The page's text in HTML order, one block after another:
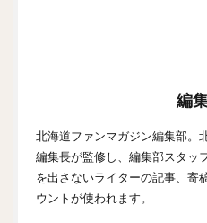
編
北海道ファンマガジン編集部。
編集長が監修し、編集部スタッ
を出さないライターの記事、寄
ウントが使われます。